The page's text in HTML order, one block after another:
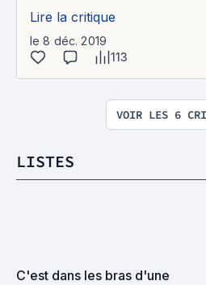
Lire la critique
le 8 déc. 2019
113
VOIR LES 6
LISTES
C'est dans les bras d'une